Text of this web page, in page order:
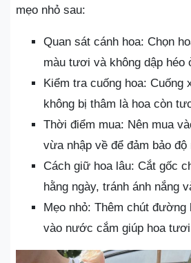
mẹo nhỏ sau:
Quan sát cánh hoa: Chọn
màu tươi và không dập héo
Kiểm tra cuống hoa: Cuống
không bị thâm là hoa còn
Thời điểm mua: Nên mua
vừa nhập về để đảm bảo độ
Cách giữ hoa lâu: Cắt gốc
hằng ngày, tránh ánh nắng
Mẹo nhỏ: Thêm chút đường
vào nước cắm giúp hoa